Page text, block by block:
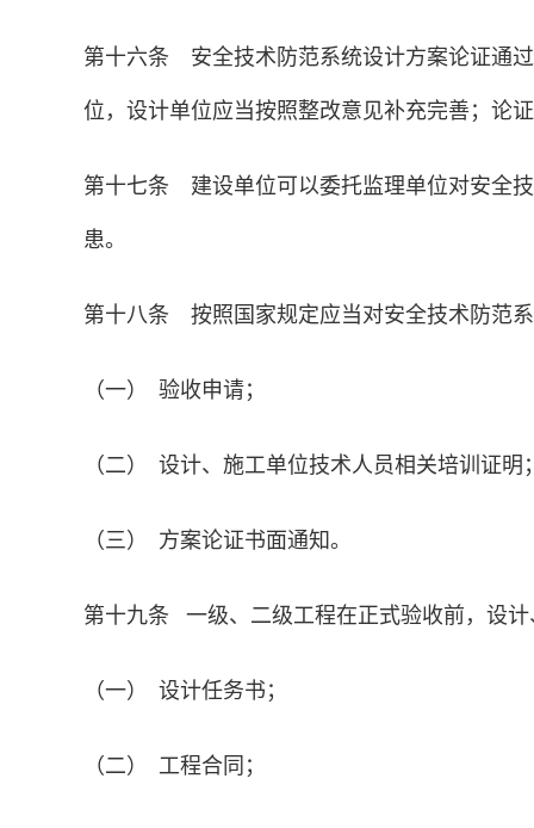
第十六条 安全技术防范系统设计方案论证通
位，设计单位应当按照整改意见补充完善；论
第十七条 建设单位可以委托监理单位对安全
患。
第十八条 按照国家规定应当对安全技术防范
（一） 验收申请；
（二） 设计、施工单位技术人员相关培训证明
（三） 方案论证书面通知。
第十九条 一级、二级工程在正式验收前，设
（一） 设计任务书；
（二） 工程合同；